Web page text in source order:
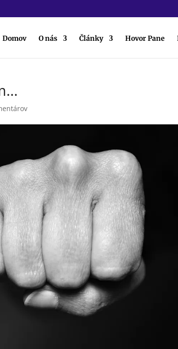
Domov O nás Články Hovor Pane